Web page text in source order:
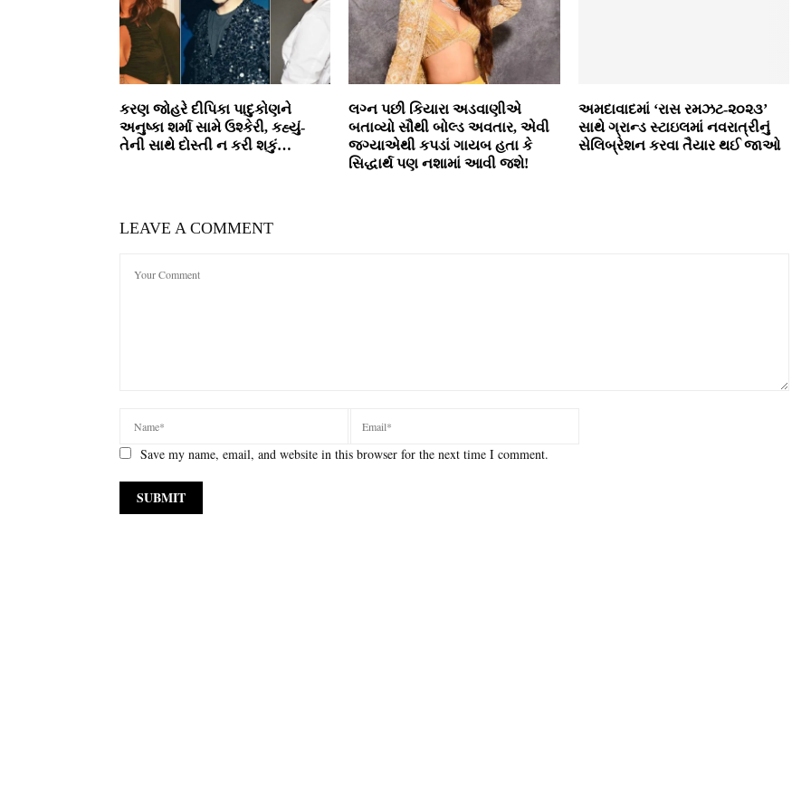
કરણ જોહરે દીપિકા પાદુકોણને
અનુષ્કા શર્મા સામે ઉશ્કેરી, કહ્યું-
તેની સાથે દોસ્તી ન કરી શકું…
લગ્ન પછી કિયારા અડવાણીએ
બતાવ્યો સૌથી બોલ્ડ અવતાર, એવી
જગ્યાએથી કપડાં ગાયબ હતા કે
સિદ્ધાર્થ પણ નશામાં આવી જશે!
અમદાવાદમાં ‘રાસ રમઝટ-૨૦૨૩’
સાથે ગ્રાન્ડ સ્ટાઇલમાં નવરાત્રીનું
સેલિબ્રેશન કરવા તૈયાર થઈ જાઓ
LEAVE A COMMENT
Save my name, email, and website in this browser for the next time I comment.